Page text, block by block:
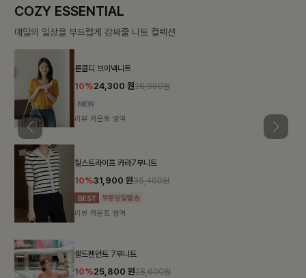
COZY ESSENTIAL
매일의 일상을 부드럽게 감싸줄 니트 컬렉션
론클디 브이넥니트
10%24,300원26,900원
리뷰 카운트 영역
칠스트라이프 카라7부니트
10%31,900원35,400원
리뷰 카운트 영역
셀드펜던트 7부니트
10%25,800원28,600원